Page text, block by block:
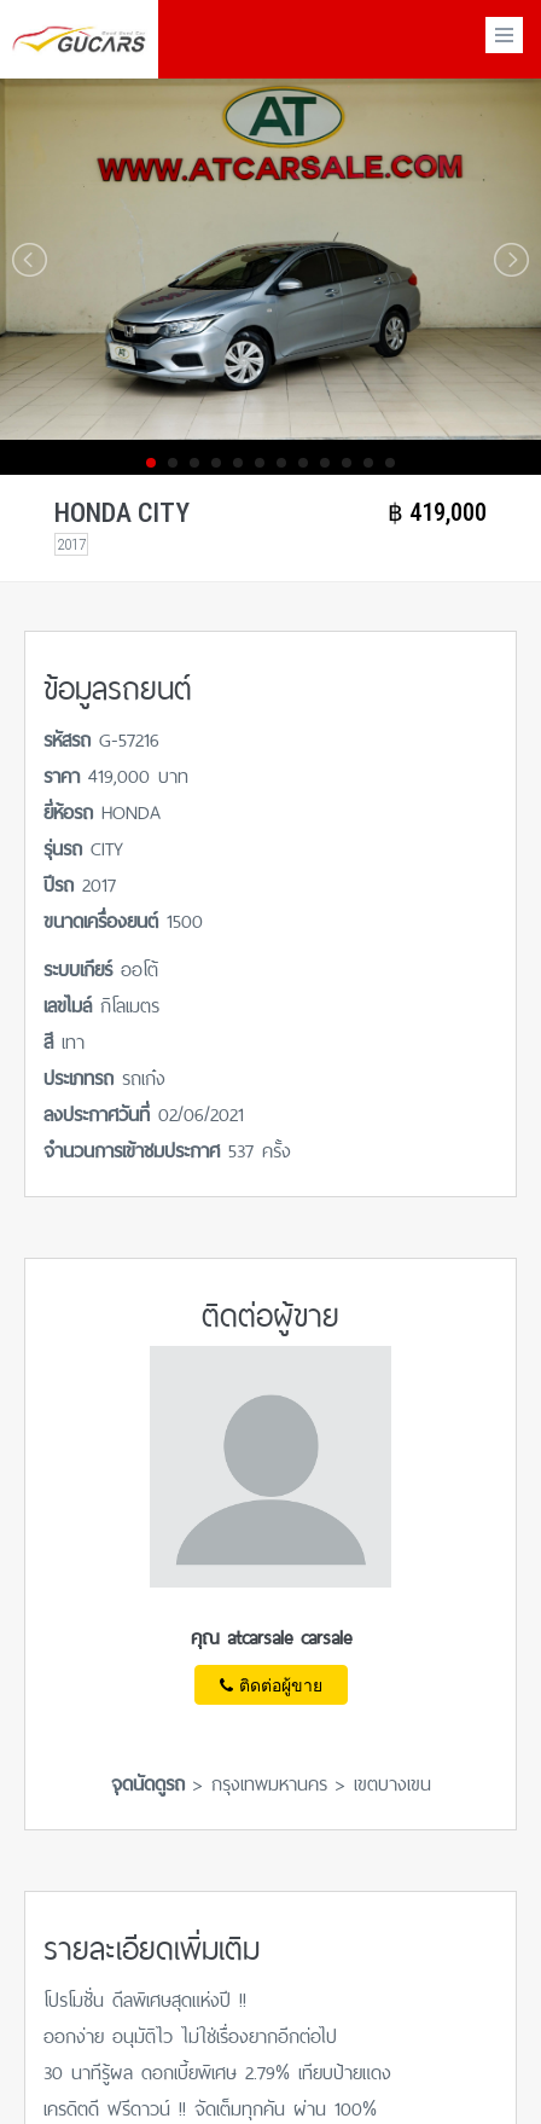
×
HONDA CITY
2017
฿​ 419,000
ข้อมูลรถยนต์
รหัสรถ G-57216
ราคา 419,000 บาท
ยี่ห้อรถ HONDA
รุ่นรถ CITY
ปีรถ 2017
ขนาดเครื่องยนต์ 1500
ระบบเกียร์ ออโต้
เลขไมล์ กิโลเมตร
สี เทา
ประเภทรถ รถเก๋ง
ลงประกาศวันที่ 02/06/2021
จำนวนการเข้าชมประกาศ 537 ครั้ง
ติดต่อผู้ขาย
คุณ atcarsale carsale
ติดต่อผู้ขาย
จุดนัดดูรถ> กรุงเทพมหานคร > เขตบางเขน
รายละเอียดเพิ่มเติม
โปรโมชั่น ดีลพิเศษสุดแห่งปี !!
ออกง่าย อนุมัติไว ไม่ใช่เรื่องยากอีกต่อไป
30 นาทีรู้ผล ดอกเบี้ยพิเศษ 2.79% เทียบป้ายแดง
เครดิตดี ฟรีดาวน์ !! จัดเต็มทุกคัน ผ่าน 100%